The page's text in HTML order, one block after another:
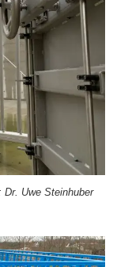
Uwe Stein­hu­ber